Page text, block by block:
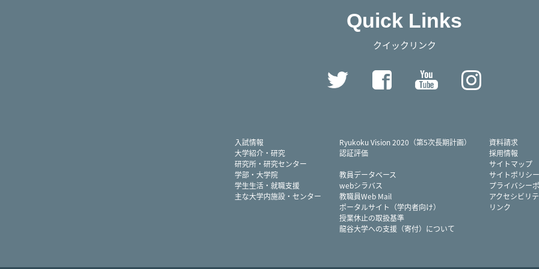
Quick Links
クイックリンク
Twitter FacebookYouTube
入試情報
大学紹介・研究
研究所・研究センター
学部・大学院
学生生活・就職支援
主な大学内施設・センター
Ryukoku Vision 2020（第5次長期計画）
認証評価
教員データベース
webシラバス
教職員Web Mail
ポータルサイト（学内者向け）
授業休止の取扱基準
龍谷大学への支援（寄付）について
資料請求
採用情報
サイトマップ
サイトポリシー
プライバシー
アクセシビリ
リンク